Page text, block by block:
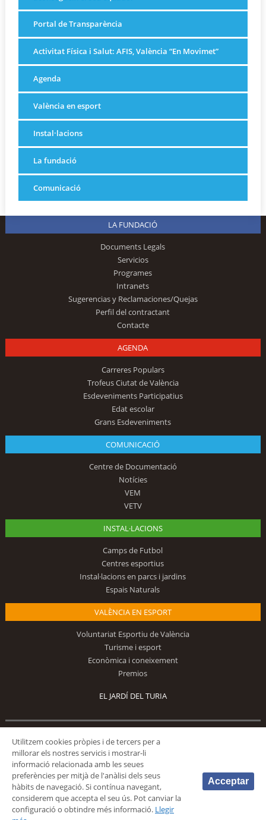
Portal de Transparència
Activitat Física i Salut: AFIS, València “En Movimet”
Agenda
València en esport
Instal·lacions
La fundació
Comunicació
LA FUNDACIÓ
Documents Legals
Servicios
Programes
Intranets
Sugerencias y Reclamaciones/Quejas
Perfil del contractant
Contacte
AGENDA
Carreres Populars
Trofeus Ciutat de València
Esdeveniments Participatius
Edat escolar
Grans Esdeveniments
COMUNICACIÓ
Centre de Documentació
Notícies
VEM
VETV
INSTAL·LACIONS
Camps de Futbol
Centres esportius
Instal·lacions en parcs i jardins
Espais Naturals
VALÈNCIA EN ESPORT
Voluntariat Esportiu de València
Turisme i esport
Econòmica i coneixement
Premios
EL JARDÍ DEL TURIA
© 2026 Fundación Deportiva Municipal Valencia |AVÍS LEGAL
Utilitzem cookies pròpies i de tercers per a
millorar els nostres servicis i mostrar-li
informació relacionada amb les seues
preferències per mitjà de l'anàlisi dels seus
hàbits de navegació. Si contínua navegant,
considerem que accepta el seu ús. Pot canviar la
configuració o obtindre més informació. Llegir
Acceptar